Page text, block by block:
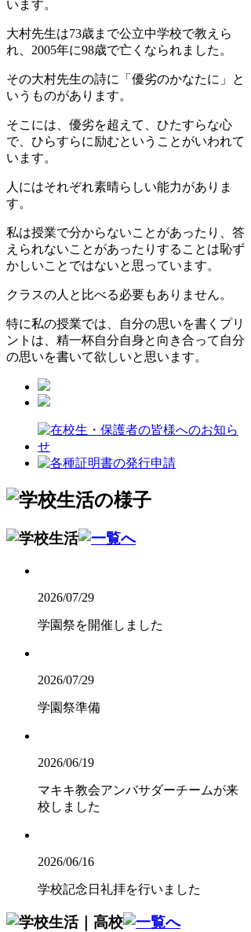
います。
大村先生は73歳まで公立中学校で教えら
れ、2005年に98歳で亡くなられました。
その大村先生の詩に「優劣のかなたに」と
いうものがあります。
そこには、優劣を超えて、ひたすらな心
で、ひらすらに励むということがいわれて
います。
人にはそれぞれ素晴らしい能力がありま
す。
私は授業で分からないことがあったり、答
えられないことがあったりすることは恥ず
かしいことではないと思っています。
クラスの人と比べる必要もありません。
特に私の授業では、自分の思いを書くプリ
ントは、精一杯自分自身と向き合って自分
の思いを書いて欲しいと思います。
2026/07/29
学園祭を開催しました
2026/07/29
学園祭準備
2026/06/19
マキキ教会アンバサダーチームが来
校しました
2026/06/16
学校記念日礼拝を行いました